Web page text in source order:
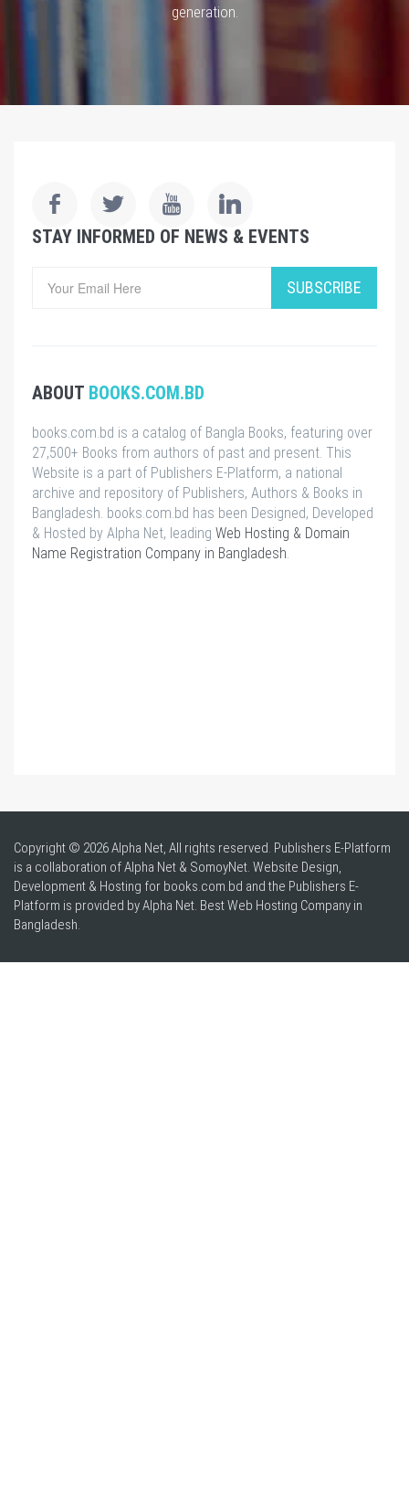
generation.
STAY INFORMED OF NEWS & EVENTS
SUBSCRIBE
ABOUT BOOKS.COM.BD
books.com.bd is a catalog of Bangla Books, featuring over
27,500+ Books from authors of past and present. This
Website is a part of Publishers E-Platform, a national
archive and repository of Publishers, Authors & Books in
Bangladesh. books.com.bd has been Designed, Developed
& Hosted by Alpha Net, leading Web Hosting & Domain
Name Registration Company in Bangladesh
Copyright © 2026 Alpha Net, All rights reserved. Publishers E-Platform
is a collaboration of Alpha Net & SomoyNet. Website Design,
Development & Hosting for books.com.bd and the Publishers E-
Platform is provided by Alpha Net. BestWeb Hosting Company in
Bangladesh.